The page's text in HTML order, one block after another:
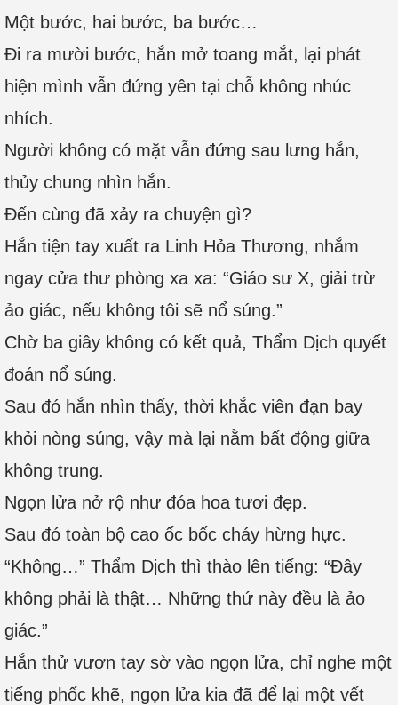
Một bước, hai bước, ba bước…
Đi ra mười bước, hắn mở toang mắt, lại phát
hiện mình vẫn đứng yên tại chỗ không nhúc
nhích.
Người không có mặt vẫn đứng sau lưng hắn,
thủy chung nhìn hắn.
Đến cùng đã xảy ra chuyện gì?
Hắn tiện tay xuất ra Linh Hỏa Thương, nhắm
ngay cửa thư phòng xa xa: “Giáo sư X, giải trừ
ảo giác, nếu không tôi sẽ nổ súng.”
Chờ ba giây không có kết quả, Thẩm Dịch quyết
đoán nổ súng.
Sau đó hắn nhìn thấy, thời khắc viên đạn bay
khỏi nòng súng, vậy mà lại nằm bất động giữa
không trung.
Ngọn lửa nở rộ như đóa hoa tươi đẹp.
Sau đó toàn bộ cao ốc bốc cháy hừng hực.
“Không…” Thẩm Dịch thì thào lên tiếng: “Đây
không phải là thật… Những thứ này đều là ảo
giác.”
Hắn thử vươn tay sờ vào ngọn lửa, chỉ nghe một
tiếng phốc khẽ, ngọn lửa kia đã để lại một vết